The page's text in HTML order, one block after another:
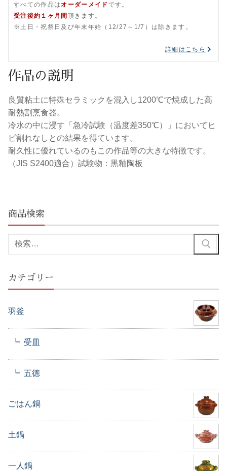
すべての作品はオーダーメイド です。
受注後約１ヶ月間 頂きます。
※土日・祝祭日及び年末年始（12/27～1/7）は除きます。
詳細はこちら
作品の説明
良質粘土に特殊セラミックを混入し1200℃で焼成した高
耐熱割烹食器。
冷水の中に浸す「急冷試験（温度差350℃）」においてヒ
ビ割れなしとの結果を得ています。
耐久性に優れているのもこの作品等の大きな特徴です。
（JIS S2400適合）試験物：黒釉陶板
商品検索
検
索:
カテゴリー
羽釜
受皿
五徳
ごはん鍋
土鍋
一人鍋